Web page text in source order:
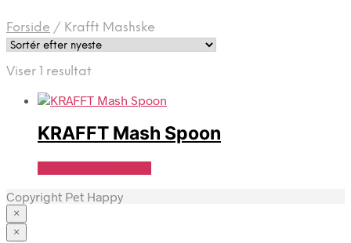
Forside / Krafft Mashske
Viser 1 resultat
KRAFFT Mash Spoon
Copyright Pet Happy
×
×